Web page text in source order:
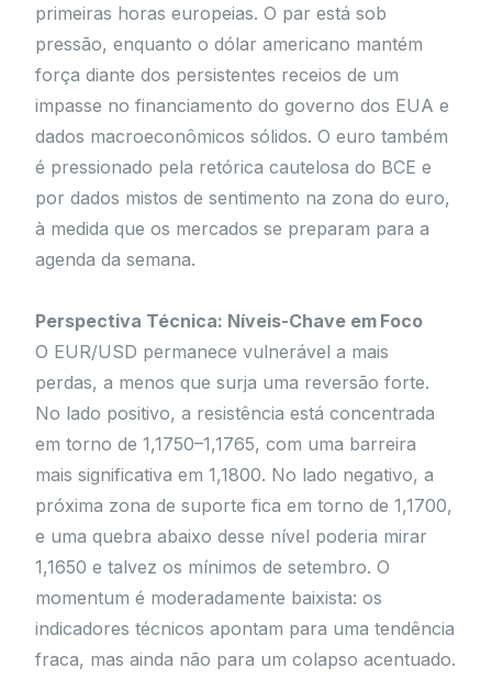
primeiras horas europeias. O par está sob
pressão, enquanto o dólar americano mantém
força diante dos persistentes receios de um
impasse no financiamento do governo dos EUA e
dados macroeconômicos sólidos. O euro também
é pressionado pela retórica cautelosa do BCE e
por dados mistos de sentimento na zona do euro,
à medida que os mercados se preparam para a
agenda da semana.
Perspectiva Técnica: Níveis-Chave em Foco
O EUR/USD permanece vulnerável a mais
perdas, a menos que surja uma reversão forte.
No lado positivo, a resistência está concentrada
em torno de 1,1750–1,1765, com uma barreira
mais significativa em 1,1800. No lado negativo, a
próxima zona de suporte fica em torno de 1,1700,
e uma quebra abaixo desse nível poderia mirar
1,1650 e talvez os mínimos de setembro. O
momentum é moderadamente baixista: os
indicadores técnicos apontam para uma tendência
fraca, mas ainda não para um colapso acentuado.